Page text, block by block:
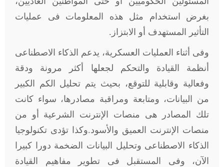
بغرض استخدام مثل هذه المعلومات فى عمليات
التأثير المستهدف أو الابتزاز.
وفى أثناء العمليات العسكرية، يدعم الذكاء الاصطناعى
أنظمة القيادة والتحكم لجعلها أكثر مرونة ودقة
وفعالية وقابلية للتوقع، بحيث يتم تحليل الكم الكبير
من البيانات، ومتابعة ومراقبة مصادرها، سواء كانت
تلك المصادر هى منصات الإنترنت الشرعية أو من
منصات الإنترنت العميق والأسود.وكذا تؤدى تكنولوجيا
الذكاء الاصطناعى وتحليل البيانات الضخمة دورا كبيرا
الآن، وفى المستقبل فى تطوير مفاهيم القيادة